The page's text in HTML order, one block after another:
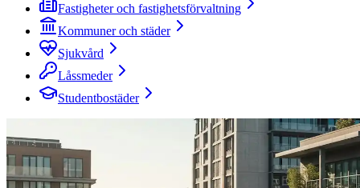
Fastigheter och fastighetsförvaltning
Kommuner och städer
Sjukvård
Låssmeder
Studentbostäder